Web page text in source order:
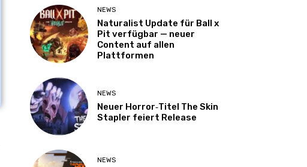
NEWS
Naturalist Update für Ball x
Pit verfügbar — neuer
Content auf allen
Plattformen
NEWS
Neuer Horror‑Titel The Skin
Stapler feiert Release
NEWS